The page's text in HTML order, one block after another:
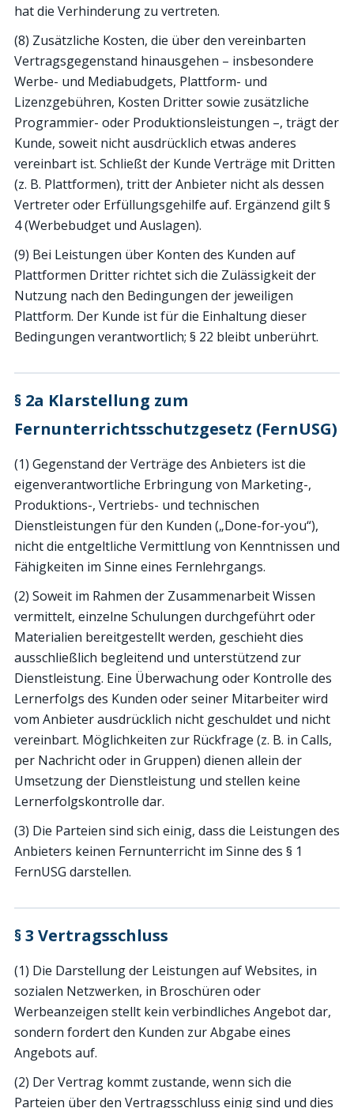
hat die Verhinderung zu vertreten.
(8) Zusätzliche Kosten, die über den vereinbarten
Vertragsgegenstand hinausgehen – insbesondere
Werbe- und Mediabudgets, Plattform- und
Lizenzgebühren, Kosten Dritter sowie zusätzliche
Programmier- oder Produktionsleistungen –, trägt der
Kunde, soweit nicht ausdrücklich etwas anderes
vereinbart ist. Schließt der Kunde Verträge mit Dritten
(z. B. Plattformen), tritt der Anbieter nicht als dessen
Vertreter oder Erfüllungsgehilfe auf. Ergänzend gilt §
4 (Werbebudget und Auslagen).
(9) Bei Leistungen über Konten des Kunden auf
Plattformen Dritter richtet sich die Zulässigkeit der
Nutzung nach den Bedingungen der jeweiligen
Plattform. Der Kunde ist für die Einhaltung dieser
Bedingungen verantwortlich; § 22 bleibt unberührt.
§ 2a Klarstellung zum
Fernunterrichtsschutzgesetz (FernUSG)
(1) Gegenstand der Verträge des Anbieters ist die
eigenverantwortliche Erbringung von Marketing-,
Produktions-, Vertriebs- und technischen
Dienstleistungen für den Kunden („Done-for-you“),
nicht die entgeltliche Vermittlung von Kenntnissen und
Fähigkeiten im Sinne eines Fernlehrgangs.
(2) Soweit im Rahmen der Zusammenarbeit Wissen
vermittelt, einzelne Schulungen durchgeführt oder
Materialien bereitgestellt werden, geschieht dies
ausschließlich begleitend und unterstützend zur
Dienstleistung. Eine Überwachung oder Kontrolle des
Lernerfolgs des Kunden oder seiner Mitarbeiter wird
vom Anbieter ausdrücklich nicht geschuldet und nicht
vereinbart. Möglichkeiten zur Rückfrage (z. B. in Calls,
per Nachricht oder in Gruppen) dienen allein der
Umsetzung der Dienstleistung und stellen keine
Lernerfolgskontrolle dar.
(3) Die Parteien sind sich einig, dass die Leistungen des
Anbieters keinen Fernunterricht im Sinne des § 1
FernUSG darstellen.
§ 3 Vertragsschluss
(1) Die Darstellung der Leistungen auf Websites, in
sozialen Netzwerken, in Broschüren oder
Werbeanzeigen stellt kein verbindliches Angebot dar,
sondern fordert den Kunden zur Abgabe eines
Angebots auf.
(2) Der Vertrag kommt zustande, wenn sich die
Parteien über den Vertragsschluss einig sind und dies